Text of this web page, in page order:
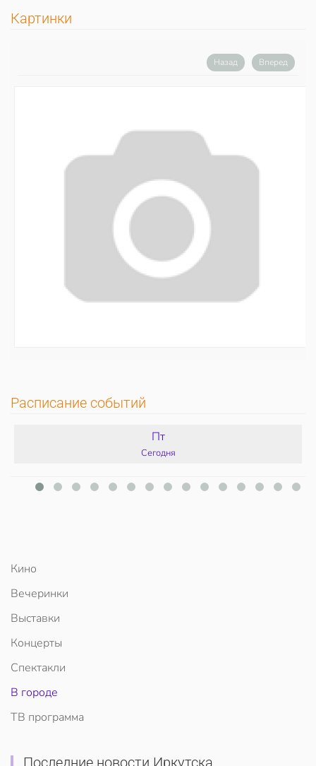
Картинки
Назад Вперед
Расписание событий
Пт
Сегодня
Кино
Вечеринки
Выставки
Концерты
Спектакли
В городе
ТВ программа
Последние новости Иркутска